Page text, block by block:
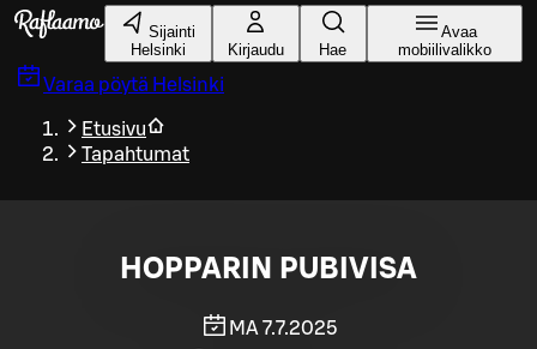
Siirry pääsisältöön
Sijainti
Helsinki
Kirjaudu Hae
Avaa
mobiilivalikko
Varaa pöytä Helsinki
Etusivu
Tapahtumat
HOPPARIN PUBIVISA
MA 7.7.2025